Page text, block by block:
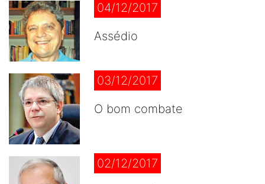
04/12/2017
Assédio
03/12/2017
O bom combate
02/12/2017